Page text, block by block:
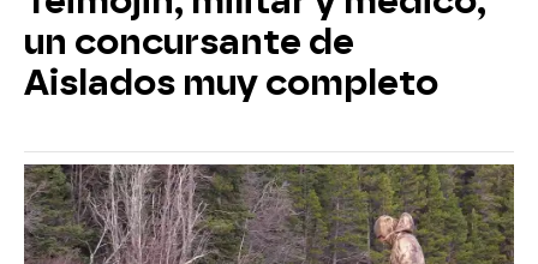
un concursante de
Aislados muy completo